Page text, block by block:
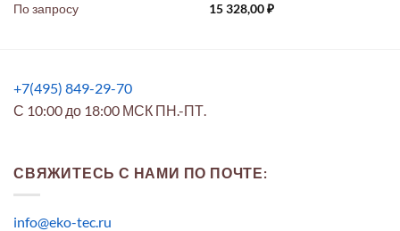
По запросу 15 328,00₽
+7(495) 849-29-70
С 10:00 до 18:00 МСК ПН.-ПТ.
СВЯЖИТЕСЬ С НАМИ ПО ПОЧТЕ:
info@eko-tec.ru